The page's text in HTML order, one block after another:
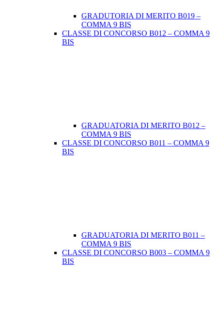
GRADUTORIA DI MERITO B019 –
COMMA 9 BIS
CLASSE DI CONCORSO B012 – COMMA 9
BIS
GRADUATORIA DI MERITO B012 –
COMMA 9 BIS
CLASSE DI CONCORSO B011 – COMMA 9
BIS
GRADUATORIA DI MERITO B011 –
COMMA 9 BIS
CLASSE DI CONCORSO B003 – COMMA 9
BIS